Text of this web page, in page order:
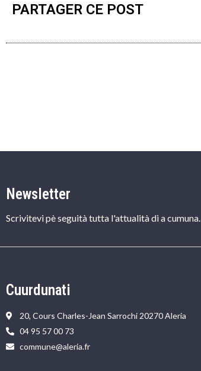
PARTAGER CE POST
Newsletter
Scrivitevi pè seguità tutta l'attualità di a cumuna.
Cuurdunati
20, Cours Charles-Jean Sarrochi 20270 Aleria
04 95 57 00 73
commune@aleria.fr